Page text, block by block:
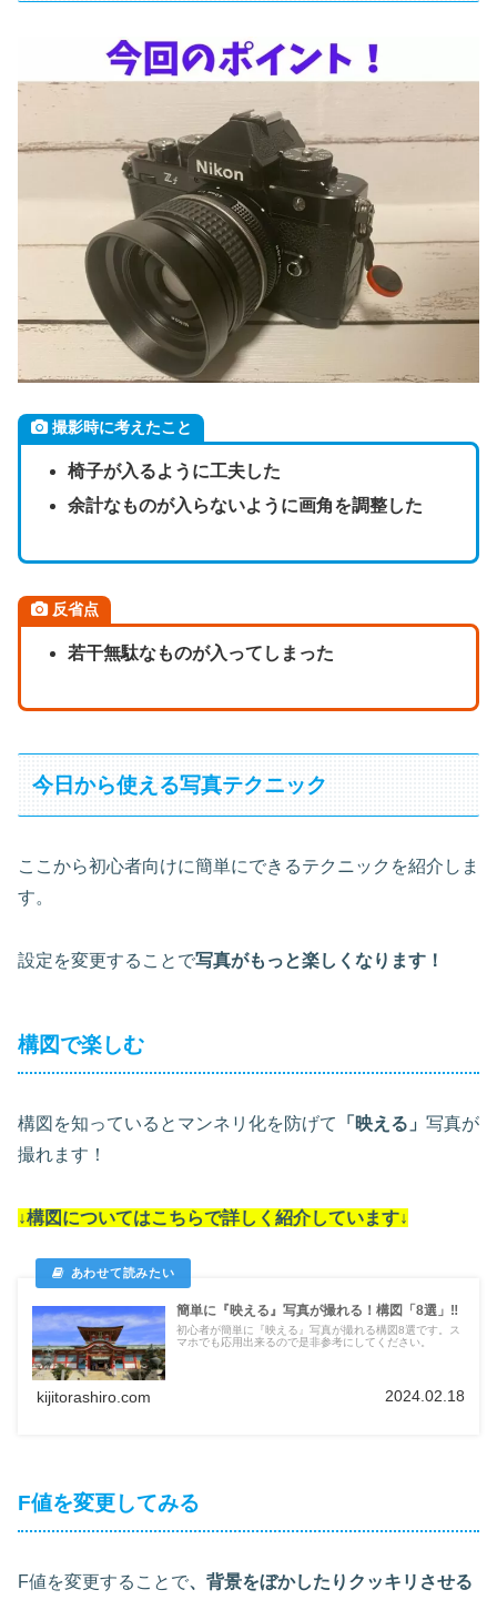
撮影時に考えたこと
椅子が入るように工夫した
余計なものが入らないように画角を調整した
反省点
若干無駄なものが入ってしまった
今日から使える写真テクニック
ここから初心者向けに簡単にできるテクニックを紹介しま
す。
設定を変更することで写真がもっと楽しくなります！
構図で楽しむ
構図を知っているとマンネリ化を防げて 「映える」 写真が
撮れます！
↓構図についてはこちらで詳しく紹介しています↓
簡単に『映える』写真が撮れる！構図「8選」‼
初心者が簡単に『映える』写真が撮れる構図8選です。ス
マホでも応用出来るので是非参考にしてください。
kijitorashiro.com 2024.02.18
F値を変更してみる
F値を変更することで、背景をぼかしたりクッキリさせる